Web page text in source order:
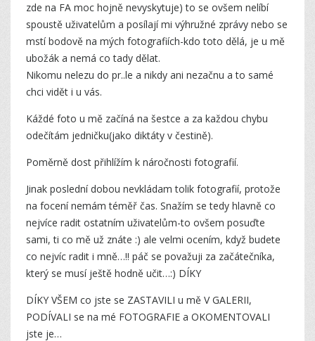
zde na FA moc hojně nevyskytuje) to se ovšem nelíbí
spoustě uživatelům a posílají mi výhružné zprávy nebo se
mstí bodově na mých fotografiích-kdo toto dělá, je u mě
ubožák a nemá co tady dělat.
Nikomu nelezu do pr..le a nikdy ani nezačnu a to samé
chci vidět i u vás.
Káždé foto u mě začíná na šestce a za každou chybu
odečítám jedničku(jako diktáty v čestině).
Poměrně dost přihlížím k náročnosti fotografií.
Jinak poslední dobou nevkládam tolik fotografií, protože
na focení nemám téměř čas. Snažím se tedy hlavně co
nejvíce radit ostatním uživatelům-to ovšem posuďte
sami, ti co mě už znáte :) ale velmi ocením, když budete
co nejvíc radit i mně…!! páč se považuji za začátečníka,
který se musí ještě hodně učit…:) DÍKY
DÍKY VŠEM co jste se ZASTAVILI u mě V GALERII,
PODÍVALI se na mé FOTOGRAFIE a OKOMENTOVALI
jste je…